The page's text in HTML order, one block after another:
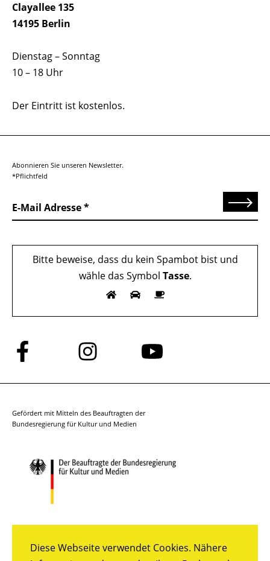
Diese Webseite verwendet Cookies. Nähere
Clayallee 135
14195 Berlin
Dienstag – Sonntag
10 – 18 Uhr
Der Eintritt ist kostenlos.
Abonnieren Sie unseren Newsletter.
*Pflichtfeld
E-Mail Adresse Senden
Bitte beweise, dass du kein Spambot bist und
wähle das Symbol Tasse.
Folge
uns
auf
Folge
uns
auf
Folge
auf
Gefördert mit Mitteln des Beauftragten der
Bundesregierung für Kultur und Medien